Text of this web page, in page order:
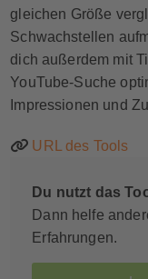
gleichen Größe
Schwachstellen
dich außerdem mit
YouTube-Suche
Impressionen und
URL des Tools
Du nutzt das
Dann helfe
Erfahrungen.